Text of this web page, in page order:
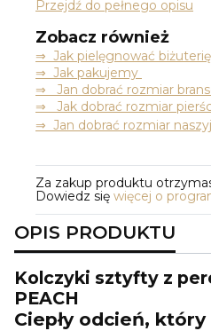
Przejdź do pełnego opisu
Zobacz również
⇒ Jak pielęgnować biżuterię
⇒ Jak pakujemy
⇒ Jan dobrać rozmiar
⇒ Jak dobrać rozmiar
⇒ Jan dobrać rozmiar
Za zakup produktu
Dowiedz się więcej o
OPIS PRODUKTU
Kolczyki sztyfty z
PEACH
Ciepły odcień,